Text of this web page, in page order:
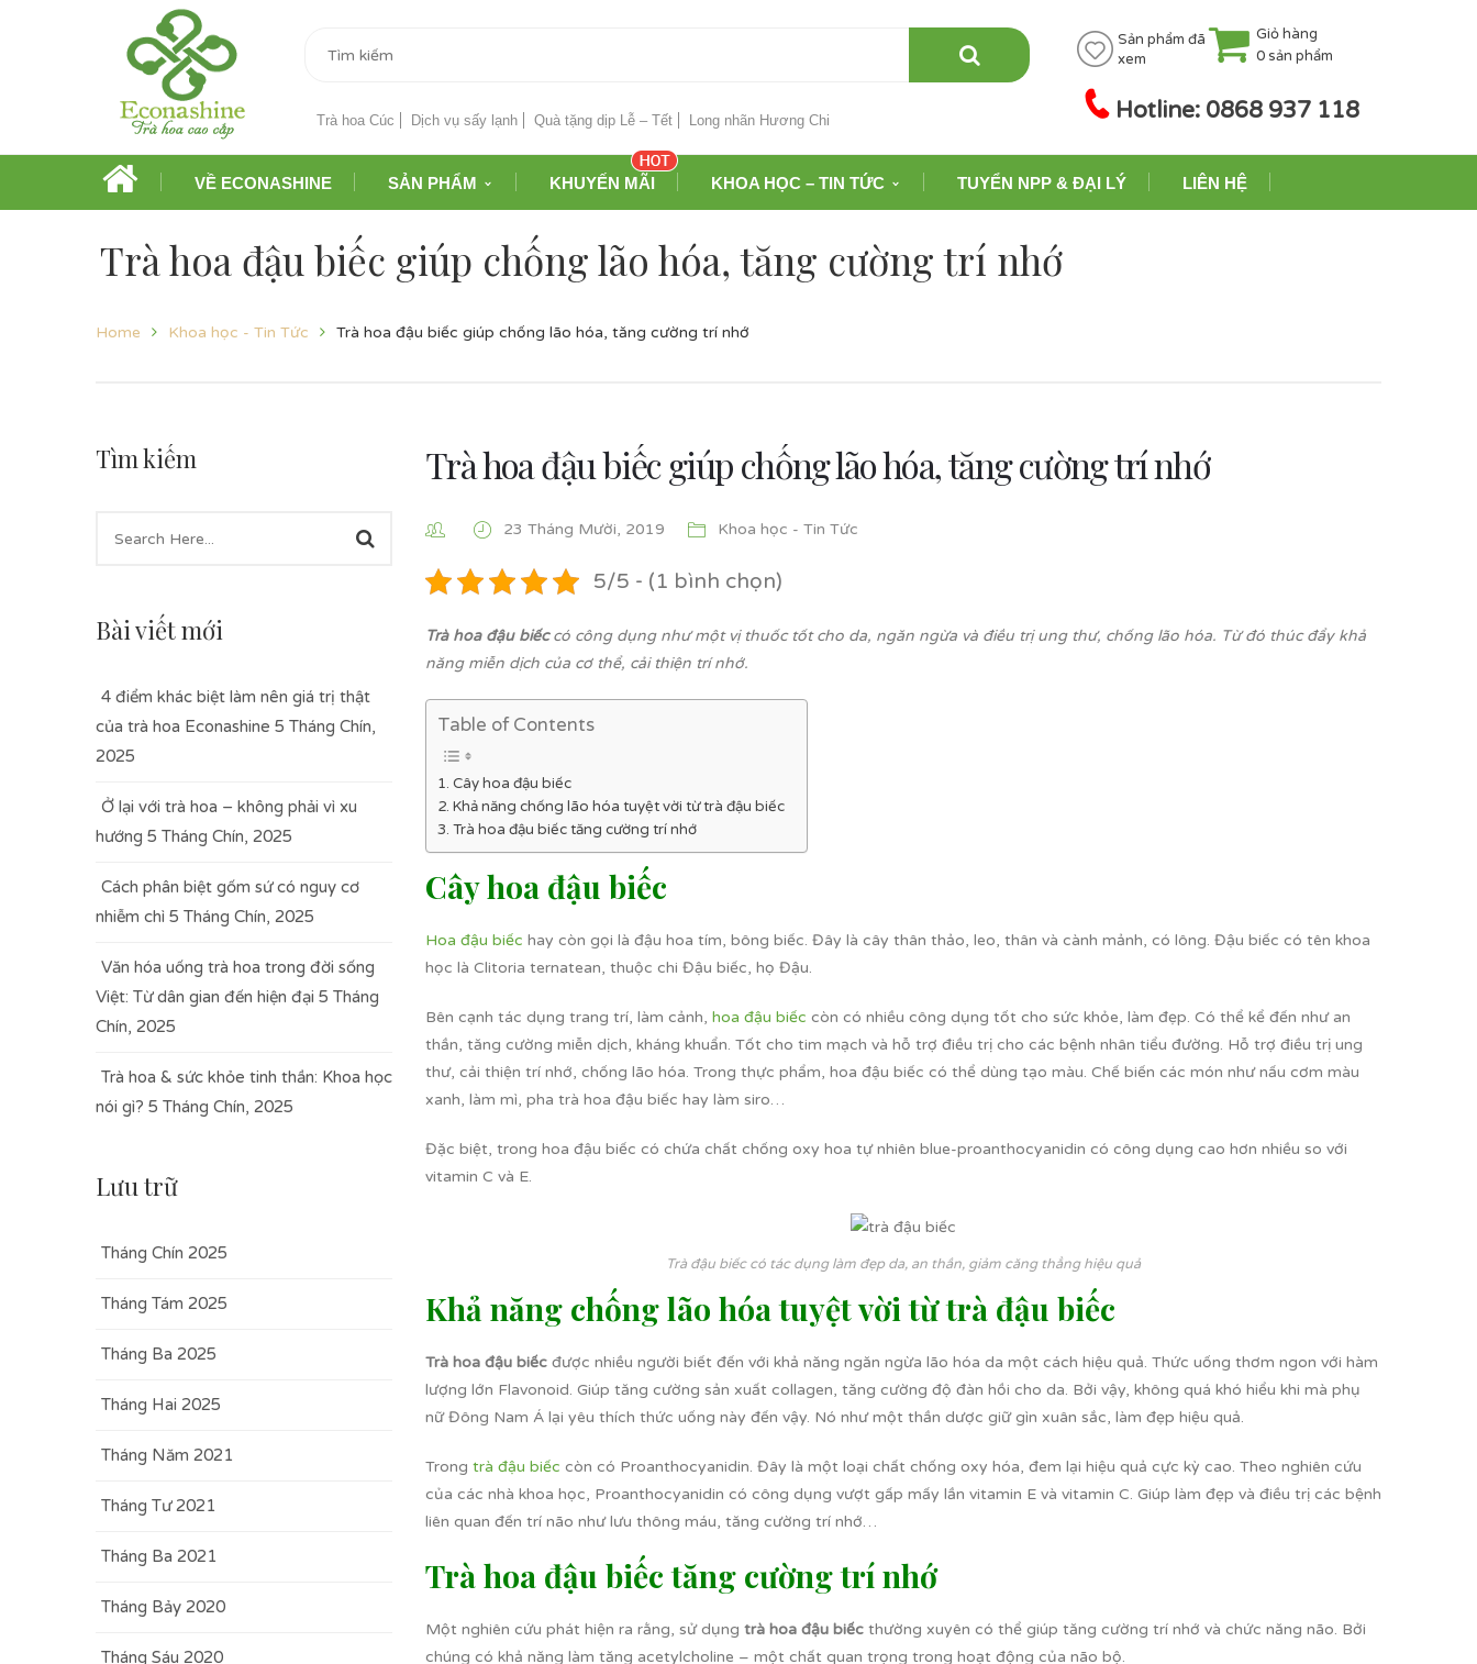
Trà hoa Cúc Dịch vụ sấy lạnh Quà tặng dịp Lễ – Tết Long nhãn Hương Chi
Sản phẩm đã
xem
Giỏ hàng
0 sản phẩm
Hotline: 0868 937 118
VỀ ECONASHINE SẢN PHẨM KHUYẾN MÃI KHOA HỌC – TIN TỨC TUYỂN NPP & ĐẠI LÝ LIÊN HỆ
Trà hoa đậu biếc giúp chống lão hóa, tăng cường trí nhớ
Home Khoa học - Tin Tức Trà hoa đậu biếc giúp chống lão hóa, tăng cường trí nhớ
Tìm kiếm
Bài viết mới
4 điểm khác biệt làm nên giá trị thật
của trà hoa Econashine 5 Tháng Chín,
2025
Ở lại với trà hoa – không phải vì xu
hướng 5 Tháng Chín, 2025
Cách phân biệt gốm sứ có nguy cơ
nhiễm chì 5 Tháng Chín, 2025
Văn hóa uống trà hoa trong đời sống
Việt: Từ dân gian đến hiện đại 5 Tháng
Chín, 2025
Trà hoa & sức khỏe tinh thần: Khoa học
nói gì? 5 Tháng Chín, 2025
Lưu trữ
Tháng Chín 2025
Tháng Tám 2025
Tháng Ba 2025
Tháng Hai 2025
Tháng Năm 2021
Tháng Tư 2021
Tháng Ba 2021
Tháng Bảy 2020
Tháng Sáu 2020
Trà hoa đậu biếc giúp chống lão hóa, tăng cường trí nhớ
23 Tháng Mười, 2019 Khoa học - Tin Tức
5/5 - (1 bình chọn)
Trà hoa đậu biếccó công dụng như một vị thuốc tốt cho da, ngăn ngừa và điều trị ung thư, chống lão hóa. Từ đó thúc đẩy khả
năng miễn dịch của cơ thể, cải thiện trí nhớ.
Table of Contents
Cây hoa đậu biếc
Khả năng chống lão hóa tuyệt vời từ trà đậu biếc
Trà hoa đậu biếc tăng cường trí nhớ
Cây hoa đậu biếc
Hoa đậu biếc hay còn gọi là đậu hoa tím, bông biếc. Đây là cây thân thảo, leo, thân và cành mảnh, có lông. Đậu biếc có tên khoa
học là Clitoria ternatean, thuộc chi Đậu biếc, họ Đậu.
Bên cạnh tác dụng trang trí, làm cảnh, hoa đậu biếc còn có nhiều công dụng tốt cho sức khỏe, làm đẹp. Có thể kể đến như an
thần, tăng cường miễn dịch, kháng khuẩn. Tốt cho tim mạch và hỗ trợ điều trị cho các bệnh nhân tiểu đường. Hỗ trợ điều trị ung
thư, cải thiện trí nhớ, chống lão hóa. Trong thực phẩm, hoa đậu biếc có thể dùng tạo màu. Chế biến các món như nấu cơm màu
xanh, làm mì, pha trà hoa đậu biếc hay làm siro…
Đặc biệt, trong hoa đậu biếc có chứa chất chống oxy hoa tự nhiên blue-proanthocyanidin có công dụng cao hơn nhiều so với
vitamin C và E.
Trà đậu biếc có tác dụng làm đẹp da, an thần, giảm căng thẳng hiệu quả
Khả năng chống lão hóa tuyệt vời từ trà đậu biếc
Trà hoa đậu biếc được nhiều người biết đến với khả năng ngăn ngừa lão hóa da một cách hiệu quả. Thức uống thơm ngon với hàm
lượng lớn Flavonoid. Giúp tăng cường sản xuất collagen, tăng cường độ đàn hồi cho da. Bởi vậy, không quá khó hiểu khi mà phụ
nữ Đông Nam Á lại yêu thích thức uống này đến vậy. Nó như một thần dược giữ gìn xuân sắc, làm đẹp hiệu quả.
Trong trà đậu biếc còn có Proanthocyanidin. Đây là một loại chất chống oxy hóa, đem lại hiệu quả cực kỳ cao. Theo nghiên cứu
của các nhà khoa học, Proanthocyanidin có công dụng vượt gấp mấy lần vitamin E và vitamin C. Giúp làm đẹp và điều trị các bệnh
liên quan đến trí não như lưu thông máu, tăng cường trí nhớ…
Trà hoa đậu biếc tăng cường trí nhớ
Một nghiên cứu phát hiện ra rằng, sử dụng trà hoa đậu biếc thường xuyên có thể giúp tăng cường trí nhớ và chức năng não. Bởi
chúng có khả năng làm tăng acetylcholine – một chất quan trọng trong hoạt động của não bộ.